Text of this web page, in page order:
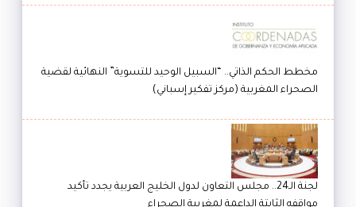
مخطط الحكم الذاتي.. “السبيل الوحيد للتسوية” النهائية لقضية
الصحراء المغربية (مركز تفكير إسباني)
لجنة الـ24.. مجلس التعاون لدول الخليج العربية يجدد تأكيد
مواقفه الثابتة الداعمة لمغربية الصحراء